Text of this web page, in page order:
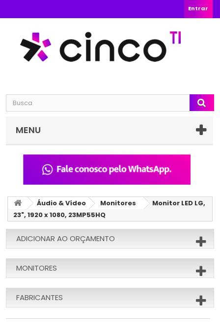
Entrar
MENU
Áudio & Vídeo Monitores
Monitor LED LG,
23", 1920 x 1080, 23MP55HQ
ADICIONAR AO ORÇAMENTO
MONITORES
FABRICANTES